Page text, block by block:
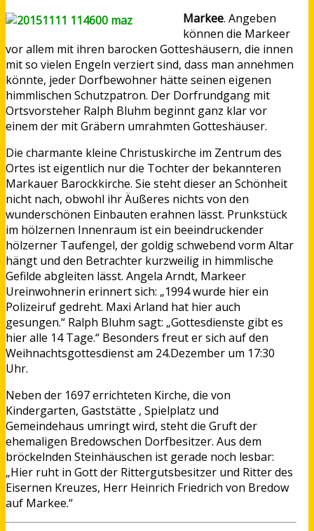
Markee. Angeben
können die Markeer
vor allem mit ihren barocken Gotteshäusern, die innen
mit so vielen Engeln verziert sind, dass man annehmen
könnte, jeder Dorfbewohner hätte seinen eigenen
himmlischen Schutzpatron. Der Dorfrundgang mit
Ortsvorsteher Ralph Bluhm beginnt ganz klar vor
einem der mit Gräbern umrahmten Gotteshäuser.
Die charmante kleine Christuskirche im Zentrum des
Ortes ist eigentlich nur die Tochter der bekannteren
Markauer Barockkirche. Sie steht dieser an Schönheit
nicht nach, obwohl ihr Äußeres nichts von den
wunderschönen Einbauten erahnen lässt. Prunkstück
im hölzernen Innenraum ist ein beeindruckender
hölzerner Taufengel, der goldig schwebend vorm Altar
hängt und den Betrachter kurzweilig in himmlische
Gefilde abgleiten lässt. Angela Arndt, Markeer
Ureinwohnerin erinnert sich: „1994 wurde hier ein
Polizeiruf gedreht. Maxi Arland hat hier auch
gesungen.“ Ralph Bluhm sagt: „Gottesdienste gibt es
hier alle 14 Tage.“ Besonders freut er sich auf den
Weihnachtsgottesdienst am 24.Dezember um 17:30
Uhr.
Neben der 1697 errichteten Kirche, die von
Kindergarten, Gaststätte , Spielplatz und
Gemeindehaus umringt wird, steht die Gruft der
ehemaligen Bredowschen Dorfbesitzer. Aus dem
bröckelnden Steinhäuschen ist gerade noch lesbar:
„Hier ruht in Gott der Rittergutsbesitzer und Ritter des
Eisernen Kreuzes, Herr Heinrich Friedrich von Bredow
auf Markee.“